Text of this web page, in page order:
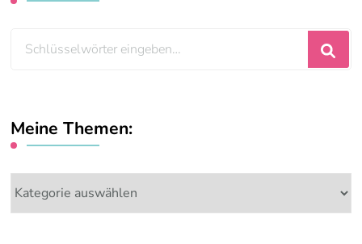
Suchst
Meine Themen:
Meine
Themen: